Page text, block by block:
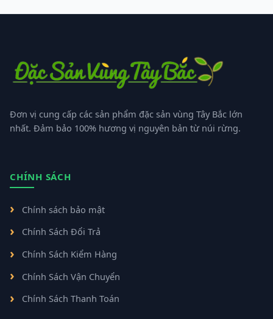
Đơn vị cung cấp các sản phẩm đặc sản vùng Tây Bắc lớn
nhất. Đảm bảo 100% hương vị nguyên bản từ núi rừng.
CHÍNH SÁCH
Chính sách bảo mật
Chính Sách Đổi Trả
Chính Sách Kiểm Hàng
Chính Sách Vận Chuyển
Chính Sách Thanh Toán